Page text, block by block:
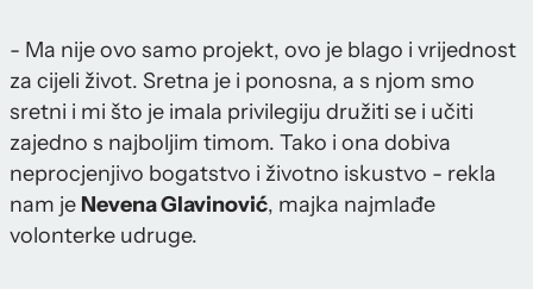
- Ma nije ovo samo projekt, ovo je blago i vrijednost
za cijeli život. Sretna je i ponosna, a s njom smo
sretni i mi što je imala privilegiju družiti se i učiti
zajedno s najboljim timom. Tako i ona dobiva
neprocjenjivo bogatstvo i životno iskustvo - rekla
nam je Nevena Glavinović, majka najmlađe
volonterke udruge.